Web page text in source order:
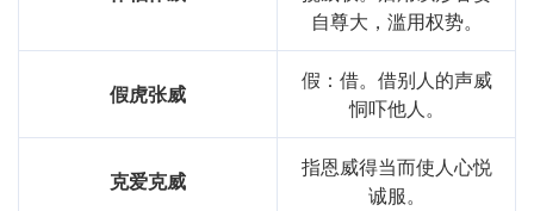
自尊大，滥用权势。
假虎张威
假：借。借别人的声威
恫吓他人。
克爱克威
指恩威得当而使人心悦
诚服。